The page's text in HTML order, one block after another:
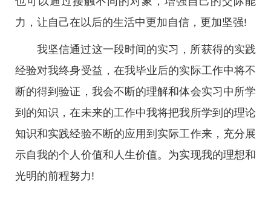
力，让自己在以后的生活中更加自信，更加坚强!
我坚信通过这一段时间的实习，所获得的实践
经验对我终身受益，在我毕业后的实际工作中将不
断的得到验证，我会不断的理解和体会实习中所学
到的知识，在未来的工作中我将把我所学到的理论
知识和实践经验不断的应用到实际工作来，充分展
示自我的个人价值和人生价值。为实现我的理想和
光明的前程努力!